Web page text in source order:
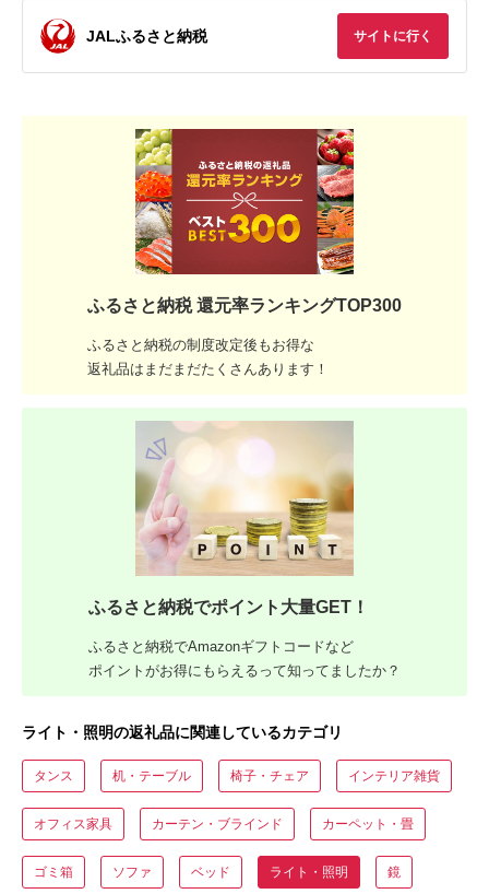
JALふるさと納税 サイトに行く
ふるさと納税 還元率ランキングTOP300
ふるさと納税の制度改定後もお得な
返礼品はまだまだたくさんあります！
ふるさと納税でポイント大量GET！
ふるさと納税でAmazonギフトコードなど
ポイントがお得にもらえるって知ってましたか？
ライト・照明の返礼品に関連しているカテゴリ
タンス 机・テーブル 椅子・チェア インテリア雑貨
オフィス家具 カーテン・ブラインド カーペット・畳
ゴミ箱 ソファ ベッド ライト・照明 鏡